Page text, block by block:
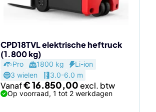
CPD18TVL elektrische heftruck
(1.800 kg)
Pro 1800 kg
Li-ion
3 wielen
3.0-6.0 m
Vanaf€16.850,00
Op voorraad, 1 tot 2 werkdagen
gekozen
de
productpagina